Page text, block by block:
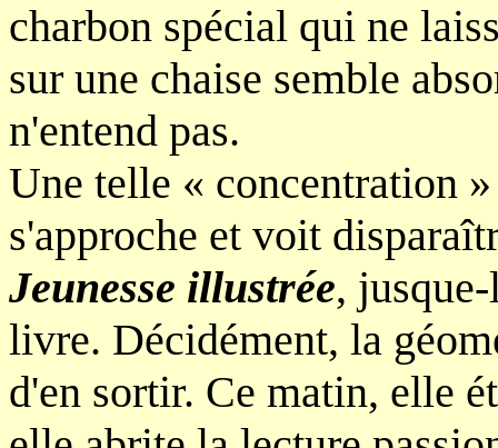
charbon spécial qui ne
sur une chaise semble
n'entend pas.
Une telle « concentration
s'approche et voit
Jeunesse illustrée,
livre. Décidément, la
d'en sortir. Ce matin, elle